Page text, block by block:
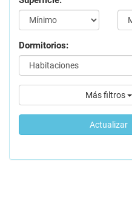
Dormitorios:
Más filtros
Actualizar